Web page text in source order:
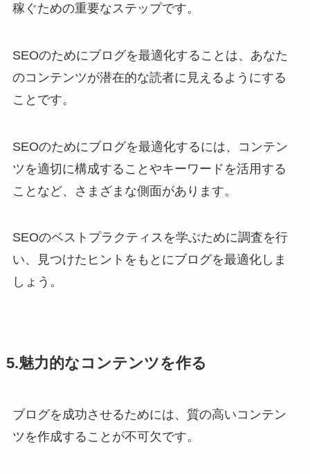
稼ぐための重要なステップです。
SEOのためにブログを最適化することは、あなた
のコンテンツが潜在的な読者に見えるようにする
ことです。
SEOのためにブログを最適化するには、コンテン
ツを適切に構成することやキーワードを活用する
ことなど、さまざまな側面があります。
SEOのベストプラクティスを学ぶために調査を行
い、見つけたヒントをもとにブログを最適化しま
しょう。
5.魅力的なコンテンツを作る
ブログを成功させるためには、質の高いコンテン
ツを作成することが不可欠です。